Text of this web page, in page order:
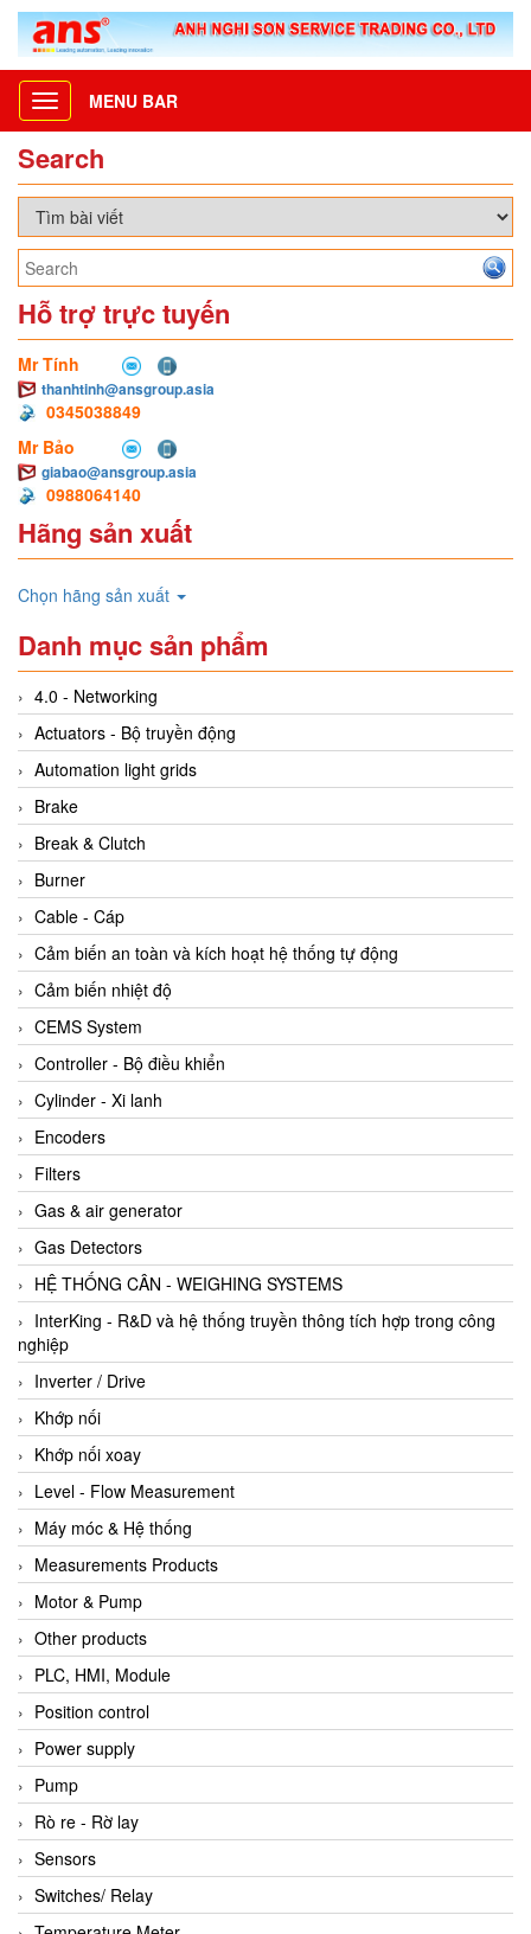
Toggle
navigation
MENU BAR
Search
Hỗ trợ trực tuyến
Mr Tính
thanhtinh@ansgroup.asia
0345038849
Mr Bảo
giabao@ansgroup.asia
0988064140
Hãng sản xuất
Chọn hãng sản xuất
Danh mục sản phẩm
4.0 - Networking
Actuators - Bộ truyền động
Automation light grids
Brake
Break & Clutch
Burner
Cable - Cáp
Cảm biến an toàn và kích hoạt hệ thống tự động
Cảm biến nhiệt độ
CEMS System
Controller - Bộ điều khiển
Cylinder - Xi lanh
Encoders
Filters
Gas & air generator
Gas Detectors
HỆ THỐNG CÂN - WEIGHING SYSTEMS
InterKing - R&D và hệ thống truyền thông tích hợp trong công
nghiệp
Inverter / Drive
Khớp nối
Khớp nối xoay
Level - Flow Measurement
Máy móc & Hệ thống
Measurements Products
Motor & Pump
Other products
PLC, HMI, Module
Position control
Power supply
Pump
Rò re - Rờ lay
Sensors
Switches/ Relay